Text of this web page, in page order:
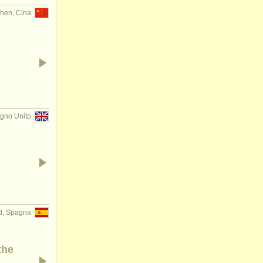
Cina
Unito
Spagna